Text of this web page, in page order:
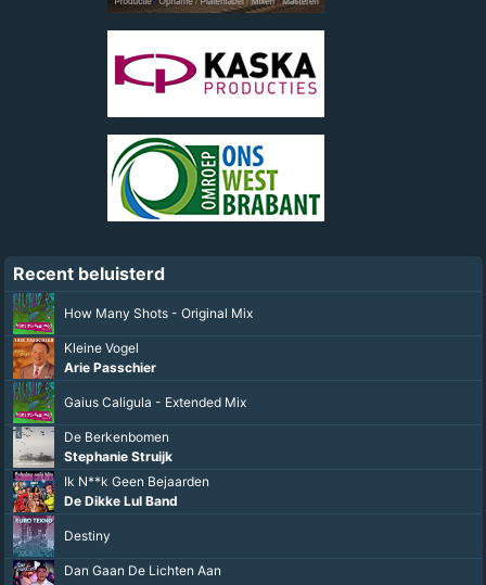
Recent beluisterd
How Many Shots - Original Mix
Kleine Vogel
Arie Passchier
Gaius Caligula - Extended Mix
De Berkenbomen
Stephanie Struijk
Ik N**k Geen Bejaarden
De Dikke Lul Band
Destiny
Dan Gaan De Lichten Aan